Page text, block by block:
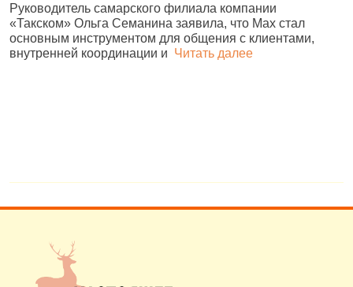
Руководитель самарского филиала компании
«Такском» Ольга Семанина заявила, что Max стал
основным инструментом для общения с клиентами,
внутренней координации и Читать далее